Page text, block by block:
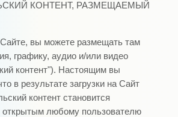
КОНТЕНТ, РАЗМЕЩАЕМЫЙ
вы можете размещать там
графику, аудио и/или видео
контент"). Настоящим вы
в результате загрузки на Сайт
контент становится
любому пользователю